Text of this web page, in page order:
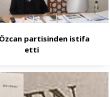
partisinden istifa
etti